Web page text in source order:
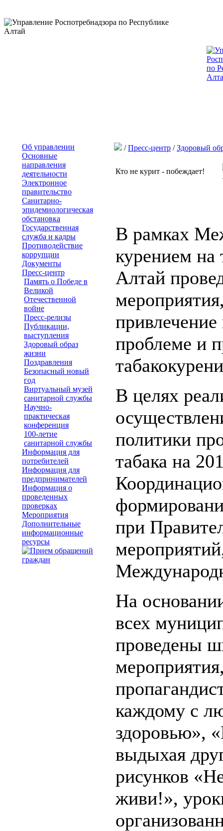
Об управлении
Основные
направления
деятельности
Электронное
правительство
Санитарно-
эпидемиологическая
обстановка
Государственная
служба и кадры
Противодействие
коррупции
Документы
Пресс-центр
Память о Победе в
Великой
Отечественной
войне
Пресс-релизы
Публикации,
выступления
Здоровый образ
жизни
Поздравления
Безопасный новый
год
Виртуальный музей
санитарной службы
Научно-
практическая
конференция
100-летие
санитарной службы
Информация для
потребителей
Информация для
предпринимателей
Информация о
проведенных
проверках
Мероприятия
Дополнительные
информационные
ресурсы
/Пресс-центр /Здоровый
Кто не курит - побеждает!
В рамках
курением на
Алтай
проблеме и
В целях
политики
табака на
при
На
всех
проведены
каждому с
здоровью»,
выдыхая
рисунков
живи!»,